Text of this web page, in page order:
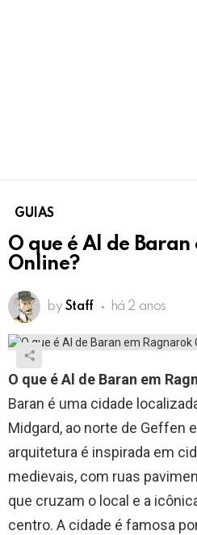
GUIAS
O que é Al de
Online?
by Staff há 2 anos
O que é Al de Baran em
Baran é uma cidade
Midgard, ao norte de Geffen
arquitetura é inspirada em
medievais, com ruas
que cruzam o local e a
centro. A cidade é famosa